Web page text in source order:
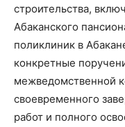
строительства,
Абаканского
поликлиник в
конкретные
межведомственной
своевременного
работ и полного